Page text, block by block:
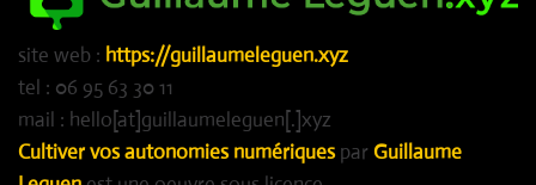
site web : https://guillaumeleguen.xyz
tel : 06 95 63 30 11
mail : hello[at]guillaumeleguen[.]xyz
Cultiver vos autonomies numériquespar Guillaume